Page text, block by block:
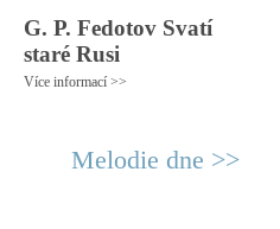
G. P. Fedotov Svatí
staré Rusi
Více informací >>
Melodie dne >>